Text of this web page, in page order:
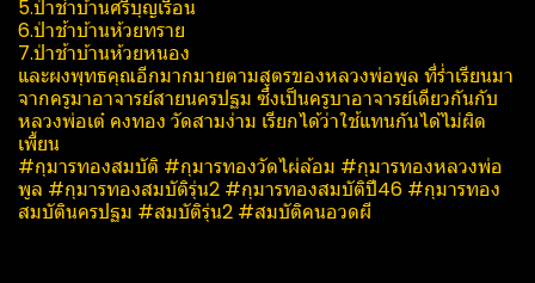
5.ป่าช้าบ้านศรีบุญเรือน
6.ป่าช้าบ้านห้วยทราย
7.ป่าช้าบ้านห้วยหนอง
และผงพุทธคุณ​อีกมากมายตามสูตรของหลวงพ่อพูล​ ที่ร่ำเรียนมา
จากครูมาอาจารย์สายนครปฐม ซึ่งเป็นครูบาอาจารย์เดียวกันกับ
หลวงพ่อเต๋ คงทอง วัดสามง่าม เรียกได้ว่าใช้แทนกันได้ไม่ผิด
เพี้ยน
#กุมารทองสมบัติ #กุมารทองวัดไผ่ล้อม​ #กุมารทองหลวงพ่อ
พูล #กุมารทองสมบัติรุ่น2 #กุมารทองสมบัติปี46 #กุมารทอง
สมบัตินครปฐม #สมบัติรุ่น2 #สมบัติคนอวดผี